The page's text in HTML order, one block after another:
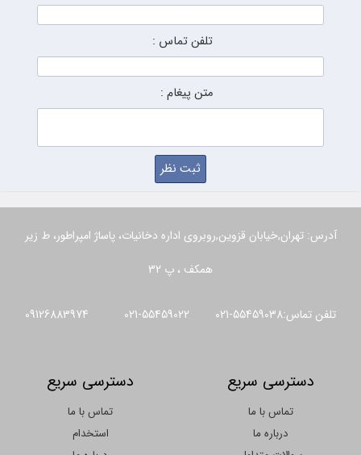
تلفن تماس :
متن پیغام :
آدرس: تهران,خیابان قزوین,روبروی اداره دخانیات، پاساژ امپراطور، ط زیر
همکف ، پ 32
تلفن تماس:55459038-021 55459022-021 09126883974
دسترسی سریع
تماس با ما
درباره ما
دسترسی سریع
تماس با ما
استخدام